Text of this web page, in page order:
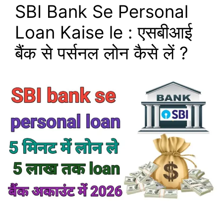
SBI Bank Se Personal
Loan Kaise le : एसबीआई
बैंक से पर्सनल लोन कैसे लें ?